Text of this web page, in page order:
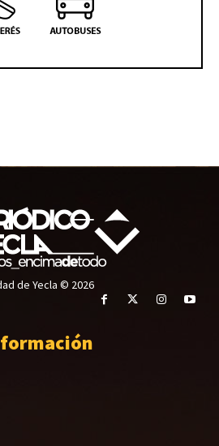
de Yecla © 2026